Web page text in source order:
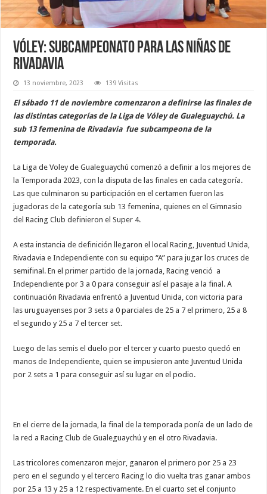
Vóley: subcampeonato para las niñas de
Rivadavia
13 noviembre, 2023 139 Visitas
El sábado 11 de noviembre comenzaron a definirse las finales de
las distintas categorías de la Liga de Vóley de Gualeguaychú. La
sub 13 femenina de Rivadavia fue subcampeona de la
temporada.
La Liga de Voley de Gualeguaychú comenzó a definir a los mejores de
la Temporada 2023, con la disputa de las finales en cada categoría.
Las que culminaron su participación en el certamen fueron las
jugadoras de la categoría sub 13 femenina, quienes en el Gimnasio
del Racing Club definieron el Super 4.
A esta instancia de definición llegaron el local Racing, Juventud Unida,
Rivadavia e Independiente con su equipo “A” para jugar los cruces de
semifinal. En el primer partido de la jornada, Racing venció a
Independiente por 3 a 0 para conseguir así el pasaje a la final. A
continuación Rivadavia enfrentó a Juventud Unida, con victoria para
las uruguayenses por 3 sets a 0 parciales de 25 a 7 el primero, 25 a 8
el segundo y 25 a 7 el tercer set.
Luego de las semis el duelo por el tercer y cuarto puesto quedó en
manos de Independiente, quien se impusieron ante Juventud Unida
por 2 sets a 1 para conseguir así su lugar en el podio.
En el cierre de la jornada, la final de la temporada ponía de un lado de
la red a Racing Club de Gualeguaychú y en el otro Rivadavia.
Las tricolores comenzaron mejor, ganaron el primero por 25 a 23
pero en el segundo y el tercero Racing lo dio vuelta tras ganar ambos
por 25 a 13 y 25 a 12 respectivamente. En el cuarto set el conjunto